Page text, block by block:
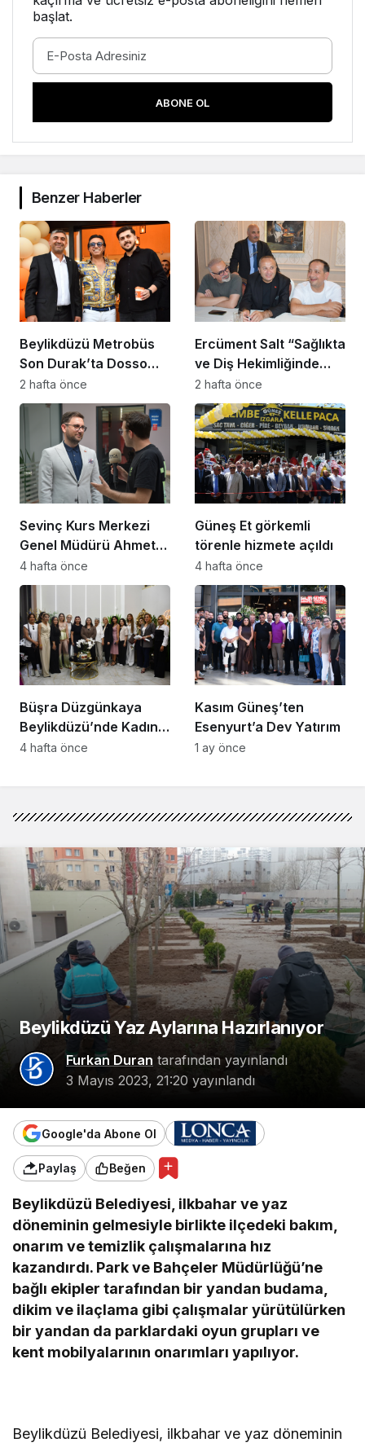
başlat.
ABONE OL
Benzer Haberler
Beylikdüzü Metrobüs
Son Durak’ta Dosso
Dossi Coffee coşkusu
2 hafta önce
Ercüment Salt “Sağlıkta
ve Diş Hekimliğinde
Dünya Çok Önemli
Noktaya Geldi”
2 hafta önce
Sevinç Kurs Merkezi
Genel Müdürü Ahmet
Zeyrekmişoğlu
Başarının Sırrını Anlattı
4 hafta önce
Güneş Et görkemli
törenle hizmete açıldı
4 hafta önce
Büşra Düzgünkaya
Beylikdüzü’nde Kadın
Girişimcilerle Buluştu
4 hafta önce
Kasım Güneş’ten
Esenyurt’a Dev Yatırım
1 ay önce
Beylikdüzü Yaz Aylarına Hazırlanıyor
Furkan Duran tarafından yayınlandı
3 Mayıs 2023, 21:20 yayınlandı
Google'da Abone Ol
Paylaş Beğen
Beylikdüzü Belediyesi, ilkbahar ve yaz
döneminin gelmesiyle birlikte ilçedeki bakım,
onarım ve temizlik çalışmalarına hız
kazandırdı. Park ve Bahçeler Müdürlüğü’ne
bağlı ekipler tarafından bir yandan budama,
dikim ve ilaçlama gibi çalışmalar yürütülürken
bir yandan da parklardaki oyun grupları ve
kent mobilyalarının onarımları yapılıyor.
Beylikdüzü Belediyesi, ilkbahar ve yaz döneminin